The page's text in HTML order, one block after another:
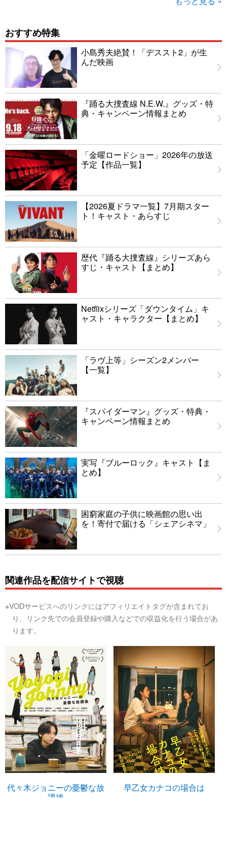
おすすめ特集
小島秀夫絶賛！「デススト2」が生
んだ映画
『踊る大捜査線 N.E.W.』グッズ・特
典・キャンペーン情報まとめ
「金曜ロードショー」2026年の放送
予定【作品一覧】
【2026夏ドラマ一覧】7月期スター
ト！キャスト・あらすじ
歴代『踊る大捜査線』シリーズあら
すじ・キャスト【まとめ】
Netflixシリーズ「ダウンタイム」キ
ャスト・キャラクター【まとめ】
「ラヴ上等」シーズン2メンバー
【一覧】
『スパイダーマン』グッズ・特典・
キャンペーン情報まとめ
実写『ブルーロック』キャスト【ま
とめ】
困窮家庭の子供に映画館の思い出
を！寄付で届ける「シェアシネマ」
関連作品を配信サイトで視聴
※VODサービスへのリンクにはアフィリエイトタグが含まれてお
り、リンク先での会員登録や購入などでの収益化を行う場合があ
ります。
代々木ジョニーの憂鬱な放
課後
早乙女カナコの場合は